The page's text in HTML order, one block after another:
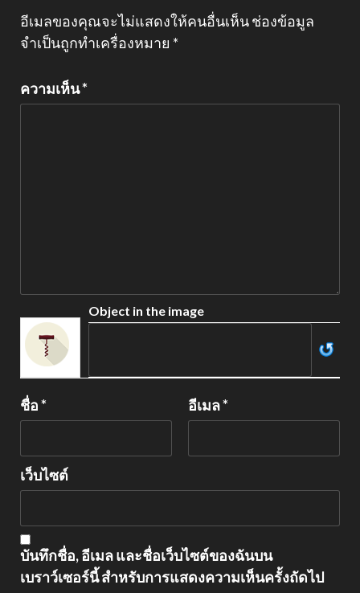
อีเมลของคุณจะไม่แสดงให้คนอื่นเห็นช่องข้อมูล
จำเป็นถูกทำเครื่องหมาย *
ความเห็น*
Object in the image
ชื่อ* อีเมล*
เว็บไซต์
บันทึกชื่อ, อีเมล และชื่อเว็บไซต์ของฉันบน
เบราว์เซอร์นี้ สำหรับการแสดงความเห็นครั้งถัดไป